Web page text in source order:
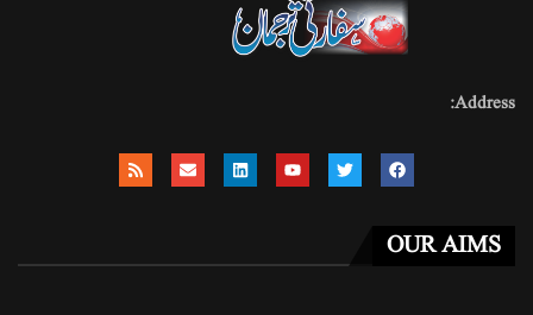
Address:
OUR AIMS